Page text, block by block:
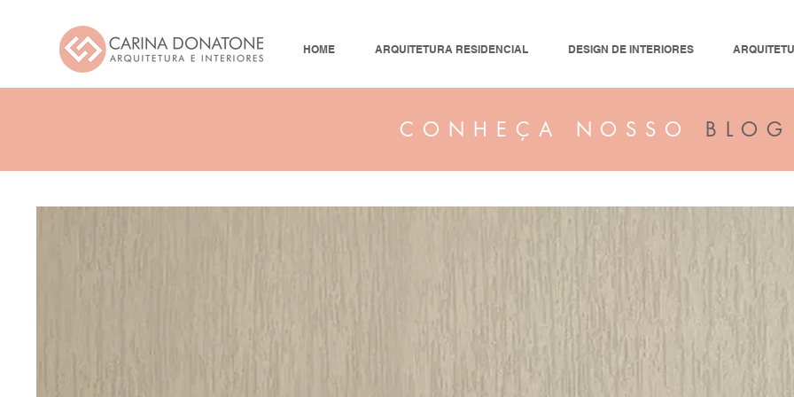
HOME ARQUITETURA RESIDENCIAL DESIGN DE INTERIORES
CONHEÇA NOSSO BLOG